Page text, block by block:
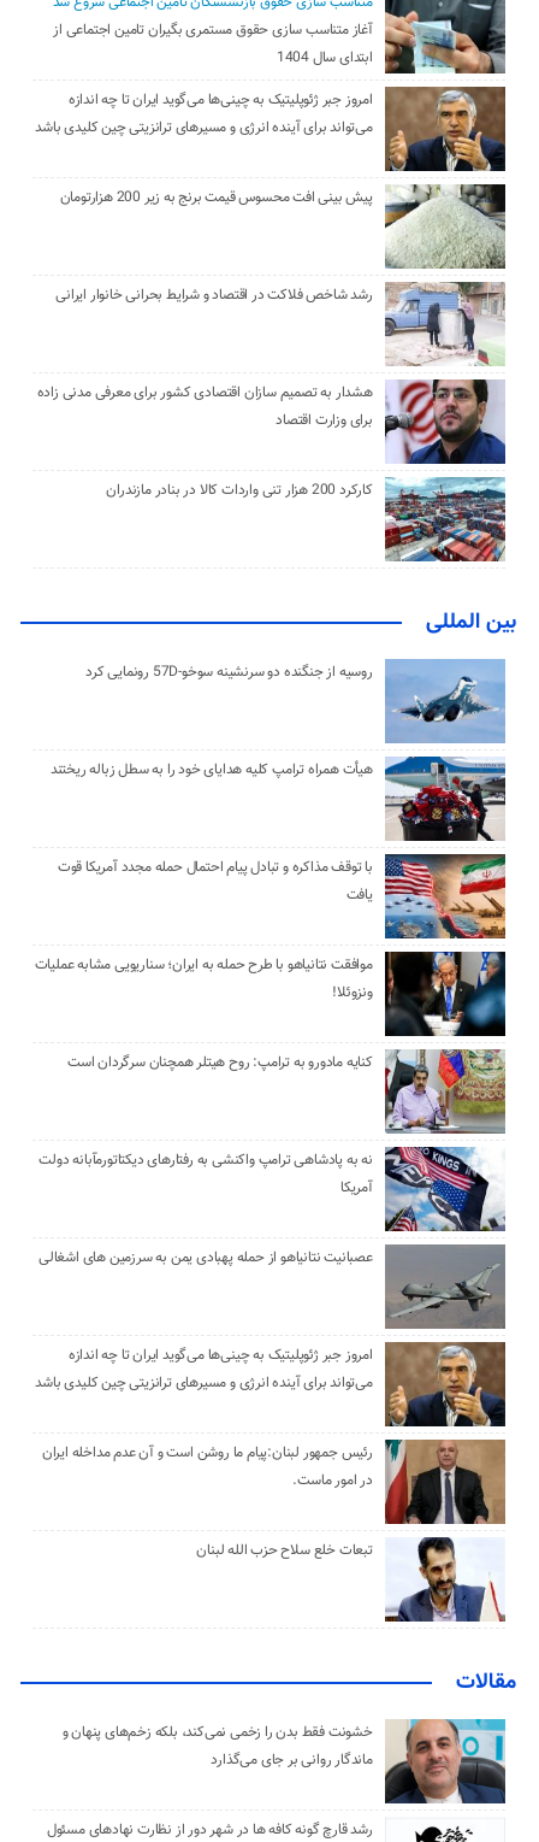
آغاز متناسب سازی حقوق مستمری بگیران تامین اجتماعی از
ابتدای سال 1404
امروز جبر ژئوپلیتیک به چینی‌ها می‌گوید ایران تا چه اندازه
می‌تواند برای آینده انرژی و مسیرهای ترانزیتی چین کلیدی باشد
پیش بینی افت محسوس قیمت برنج به زیر 200 هزارتومان
رشد شاخص فلاکت در اقتصاد و شرایط بحرانی خانوار ایرانی
هشدار به تصمیم سازان اقتصادی کشور برای معرفی مدنی زاده
برای وزارت اقتصاد
کارکرد 200 هزار تنی واردات کالا در بنادر مازندران
بین المللی
روسیه از جنگنده دو سرنشینه سوخو-57D رونمایی کرد
هیأت همراه ترامپ کلیه هدایای خود را به سطل زباله ریختند
با توقف مذاکره و تبادل پیام احتمال حمله مجدد آمریکا قوت
یافت
موافقت نتانیاهو با طرح حمله به ایران؛ سناریویی مشابه عملیات
ونزوئلا!
کنایه مادورو به ترامپ: روح هیتلر همچنان سرگردان است
نه به پادشاهی ترامپ واکنشی به رفتارهای دیکتاتورمآبانه دولت
آمریکا
عصبانیت نتانیاهو از حمله پهبادی یمن به سرزمین های اشغالی
امروز جبر ژئوپلیتیک به چینی‌ها می‌گوید ایران تا چه اندازه
می‌تواند برای آینده انرژی و مسیرهای ترانزیتی چین کلیدی باشد
رئیس جمهور لبنان:پیام ما روشن است و آن عدم مداخله ایران
در امور ماست.
تبعات خلع سلاح حزب الله لبنان
مقالات
خشونت فقط بدن را زخمی نمی‌کند، بلکه زخم‌های پنهان و
ماندگار روانی بر جای می‌گذارد
رشد قارچ گونه کافه ها در شهر دور از نظارت نهادهای مسئول